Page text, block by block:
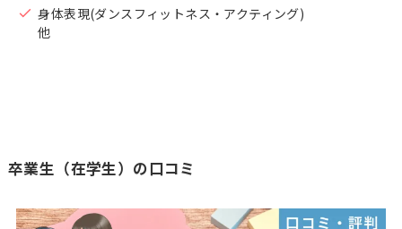
身体表現(ダンスフィットネス・アクティング)
他
卒業生（在学生）の口コミ